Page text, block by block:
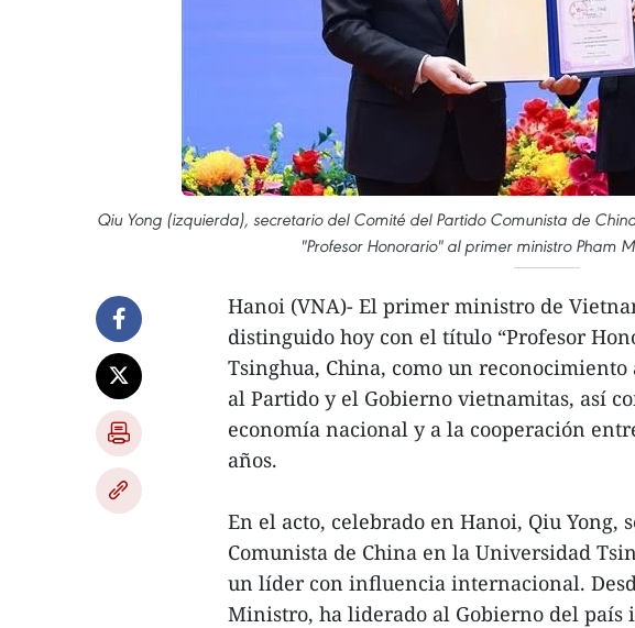
Qiu Yong (izquierda), secretario del Comité del Partido Comunista de
"Profesor Honorario" al primer ministro Pham
Hanoi (VNA)- El primer ministro de
distinguido hoy con el título “Profesor
Tsinghua, China, como un
al Partido y el Gobierno vietnamitas, así
economía nacional y a la cooperación
años.
En el acto, celebrado en Hanoi, Qiu Yong,
Comunista de China en la Universidad
un líder con influencia internacional.
Ministro, ha liderado al Gobierno del